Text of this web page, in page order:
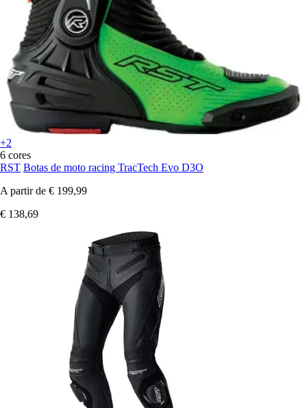
+2
6 cores
RST Botas de moto racing TracTech Evo D3O
A partir de € 199,99
€ 138,69